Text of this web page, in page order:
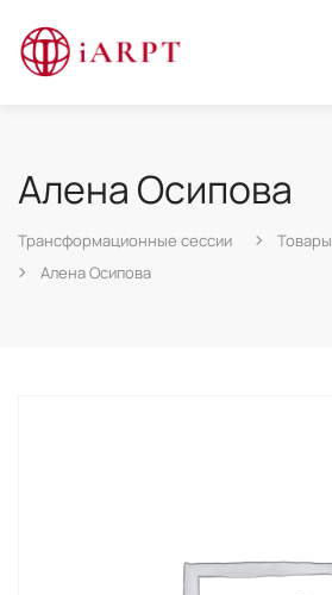
Алена Осипова
Трансформационные сессии
Товары
Алена Осипова